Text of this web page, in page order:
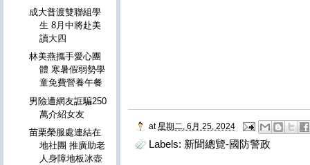
at 星期二, 6月 25, 2024
Labels: 新聞總覽-國防警政
成大普渡雙聯組學
生 8月中將赴美
讀大四
林美燕攜手愛心團
體 寒暑假弱勢學
童免費營養午餐
男險遭網友誆騙250
萬介紹女友
苗栗榮服處連結在
地社團 推廣助老
人身障地板冰壺